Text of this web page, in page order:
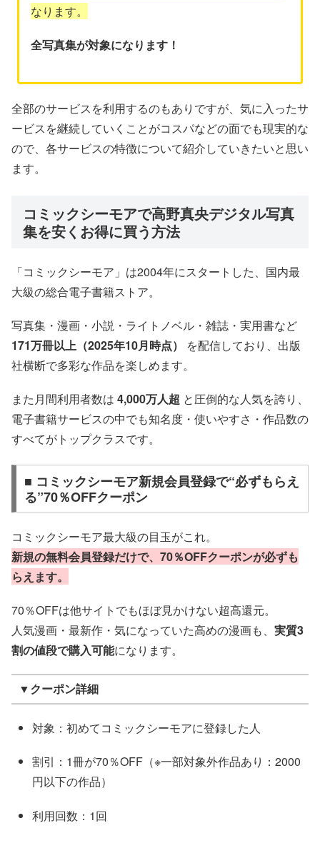
なります。
全写真集が対象になります！
全部のサービスを利用するのもありですが、気に入ったサ
ービスを継続していくことがコスパなどの面でも現実的な
ので、各サービスの特徴について紹介していきたいと思い
ます。
コミックシーモアで高野真央デジタル写真
集を安くお得に買う方法
「コミックシーモア」は2004年にスタートした、国内最
大級の総合電子書籍ストア。
写真集・漫画・小説・ライトノベル・雑誌・実用書など
171万冊以上（2025年10月時点）
を配信しており、出版
社横断で多彩な作品を楽しめます。
また月間利用者数は 4,000万人超 と圧倒的な人気を誇り、
電子書籍サービスの中でも知名度・使いやすさ・作品数の
すべてがトップクラスです。
■ コミックシーモア新規会員登録で“必ずもらえ
る”70％OFFクーポン
コミックシーモア最大級の目玉がこれ。
新規の無料会員登録だけで、70％OFFクーポンが必ずも
らえます。
70％OFFは他サイトでもほぼ見かけない超高還元。
人気漫画・最新作・気になっていた高めの漫画も、 実質3
割の値段で購入可能になります。
▼クーポン詳細
対象：初めてコミックシーモアに登録した人
割引：1冊が70％OFF（※一部対象外作品あり：2000
円以下の作品）
利用回数：1回